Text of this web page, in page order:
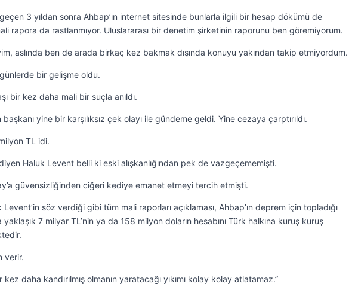
3 yıldan sonra Ahbap’ın internet sitesinde bunlarla ilgili bir hesap dökümü de
rapora da rastlanmıyor. Uluslararası bir denetim şirketinin raporunu ben göremiyorum.
aslında ben de arada birkaç kez bakmak dışında konuyu yakından takip etmiyordum.
bir gelişme oldu.
bir kez daha mali bir suçla anıldı.
yine bir karşılıksız çek olayı ile gündeme geldi. Yine cezaya çarptırıldı.
TL idi.
diyen Haluk Levent belli ki eski alışkanlığından pek de vazgeçememişti.
güvensizliğinden ciğeri kediye emanet etmeyi tercih etmişti.
söz verdiği gibi tüm mali raporları açıklaması, Ahbap’ın deprem için topladığı
7 milyar TL’nin ya da 158 milyon doların hesabını Türk halkına kuruş kuruş
verir.
daha kandırılmış olmanın yaratacağı yıkımı kolay kolay atlatamaz.”